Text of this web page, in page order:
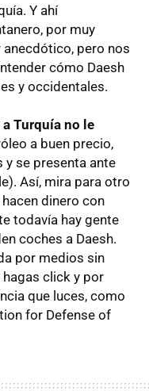
Y ahí
por muy
anecdótico, pero nos
cómo Daesh
y occidentales.
a Turquía no le
a buen precio,
y se presenta ante
Así, mira para otro
dinero con
todavía hay gente
coches a Daesh.
por medios sin
click y por
que luces, como
for Defense of